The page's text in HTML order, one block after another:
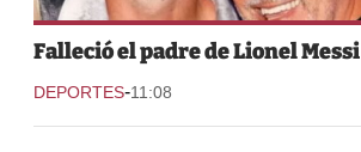
Falleció el padre de Lionel Messi
DEPORTES-11:08